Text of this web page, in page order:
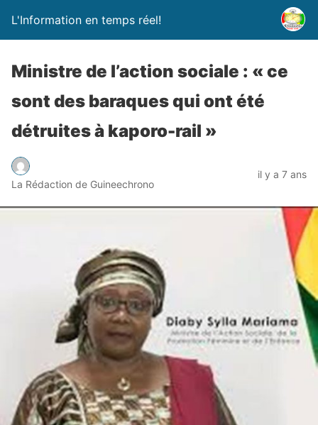
L'Information en temps réel!
Ministre de l’action sociale : « ce
sont des baraques qui ont été
détruites à kaporo-rail »
La Rédaction de Guineechrono
il y a 7 ans